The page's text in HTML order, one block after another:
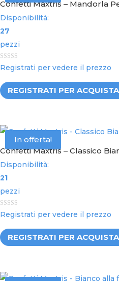
Confetti Maxtris – Mandorla
Disponibilità:
27
pezzi
0
o
o
f
Registrati per vedere il prezzo
REGISTRATI PER
In offerta!
Confetti Maxtris – Classico
Disponibilità:
21
pezzi
0
o
o
f
Registrati per vedere il prezzo
REGISTRATI PER